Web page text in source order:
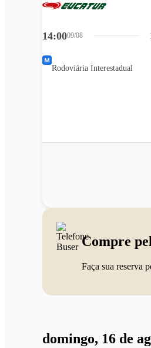
14:0009/08
Rodoviária Interestadual
Compre
Faça sua reserva
domingo, 16 de